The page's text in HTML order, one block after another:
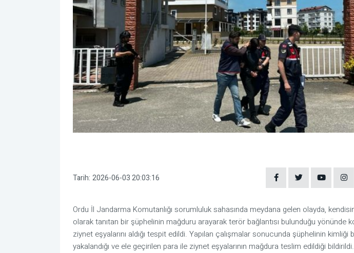
Tarih: 2026-06-03 20:03:16
Ordu İl Jandarma Komutanlığı sorumluluk sahasında meydana gelen olayda,
olarak tanıtan bir şüphelinin mağduru arayarak terör bağlantısı bulunduğu yönünde
ziynet eşyalarını aldığı tespit edildi. Yapılan çalışmalar sonucunda şüphelinin kimliği
yakalandığı ve ele geçirilen para ile ziynet eşyalarının mağdura teslim edildiği bildirildi.